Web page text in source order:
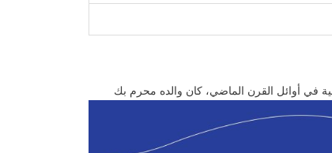
الأرستقراطية في أوائل القرن الماضي، كان والده محرم بك